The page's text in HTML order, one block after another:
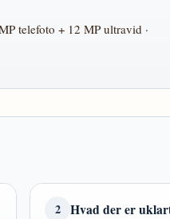
telefoto + 12 MP ultravid ·
2 Hvad der er